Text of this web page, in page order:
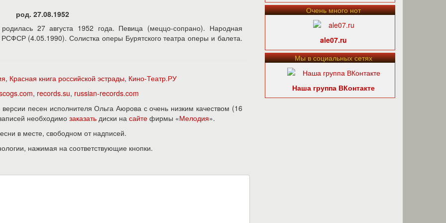
род. 27.08.1952
27 августа 1952 года. Певица (меццо-сопрано). Народная
(4.05.1990). Солистка оперы Бурятского театра оперы и балета.
, Красная книга российской эстрады, Кино-Театр.РУ
, records.su, russian-records.com
песен исполнителя Ольга Аюрова с очень низким качеством (16
необходимо заказать диски на сайте фирмы «Мелодия».
в месте, свободном от надписей.
нажимая на соответствующие кнопки.
Очень много нот
ale07.ru
Мы в социальных сетях
Наша группа ВКонтакте